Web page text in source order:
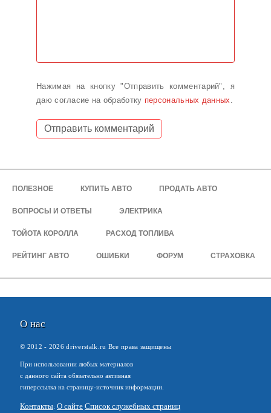
Нажимая на кнопку "Отправить комментарий", я
даю согласие на обработку персональных данных .
ПОЛЕЗНОЕ КУПИТЬ АВТО ПРОДАТЬ АВТО
ВОПРОСЫ И ОТВЕТЫ ЭЛЕКТРИКА
ТОЙОТА КОРОЛЛА РАСХОД ТОПЛИВА
РЕЙТИНГ АВТО ОШИБКИ ФОРУМ СТРАХОВКА
О нас
© 2012 - 2026driverstalk.ru Все права защищены
При использовании любых материалов
с данного сайта обязательно активная
гиперссылка на страницу-источник информации.
Контакты О сайте Список служебных страниц